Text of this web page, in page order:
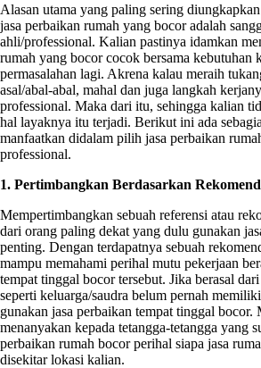
Alasan utama yang paling sering
jasa perbaikan rumah yang bocor adalah
ahli/professional. Kalian pastinya idamkan
rumah yang bocor cocok bersama kebutuhan
permasalahan lagi. Akrena kalau meraih
asal/abal-abal, mahal dan juga langkah
professional. Maka dari itu, sehingga kalian
hal layaknya itu terjadi. Berikut ini ada
manfaatkan didalam pilih jasa perbaikan
professional.
1. Pertimbangkan Berdasarkan
Mempertimbangkan sebuah referensi atau
dari orang paling dekat yang dulu gunakan
penting. Dengan terdapatnya sebuah
mampu memahami perihal mutu pekerjaan
tempat tinggal bocor tersebut. Jika berasal
seperti keluarga/saudra belum pernah
gunakan jasa perbaikan tempat tinggal bocor.
menanyakan kepada tetangga-tetangga yang
perbaikan rumah bocor perihal siapa jasa
disekitar lokasi kalian.